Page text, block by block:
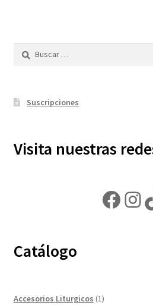
Suscripciones
Visita nuestras
Catálogo
Accesorios Liturgicos 11